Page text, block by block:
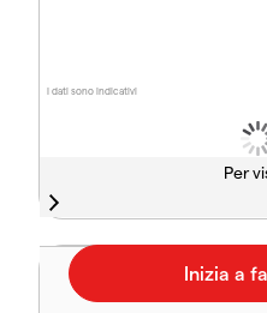
I dati sono indicativi
Per